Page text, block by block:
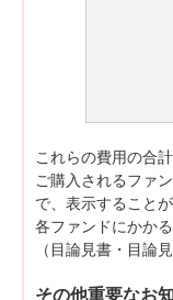
これらの費用の合
ご購入されるファ
で、表示することが
各ファンドにかか
（目論見書・目論
その他重要なお